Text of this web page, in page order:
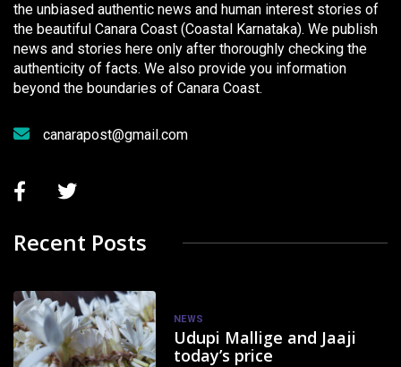
the unbiased authentic news and human interest stories of
the beautiful Canara Coast (Coastal Karnataka). We publish
news and stories here only after thoroughly checking the
authenticity of facts. We also provide you information
beyond the boundaries of Canara Coast.
canarapost@gmail.com
Recent Posts
NEWS
Udupi Mallige and Jaaji
today’s price